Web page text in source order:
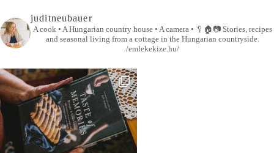
juditneubauer
A cook • A Hungarian country house • A camera • 🥄🏠📷Stories, recipes
and seasonal living from a cottage in the Hungarian countryside.
/emlekekize.hu/